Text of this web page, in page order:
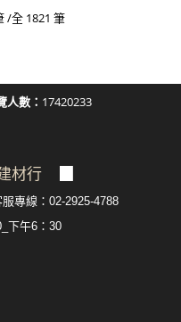
/全 1821 筆
人數： 17420233
材行
專線：02-2925-4788
下午6：30